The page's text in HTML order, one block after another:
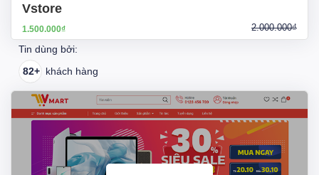
Vstore
1.500.000₫ 2.000.000₫
Tin dùng bởi:
82+ khách hàng